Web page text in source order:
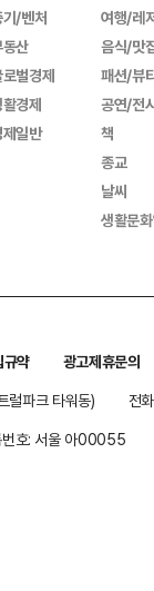
/벤처
산
벌경제
경제
제일반
여행/레
음식/맛
패션/뷰
공연/전
책
종교
날씨
생활문
규약
광고제휴문의
럴파크 타워동)
전
번호: 서울 아00055